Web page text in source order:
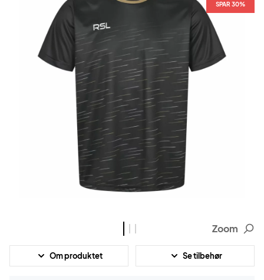
SPAR 30%
SPAR 30%
SPAR 30%
Zoom
Om produktet Se tilbehør